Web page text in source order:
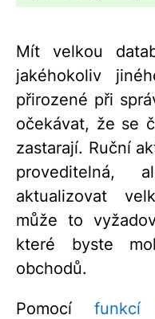
Mít velkou
jakéhokoliv
přirozené při
očekávat, že se
zastarají. Ruční
aktualizovat
může to
které byste
obchodů.
Pomocí funkcí